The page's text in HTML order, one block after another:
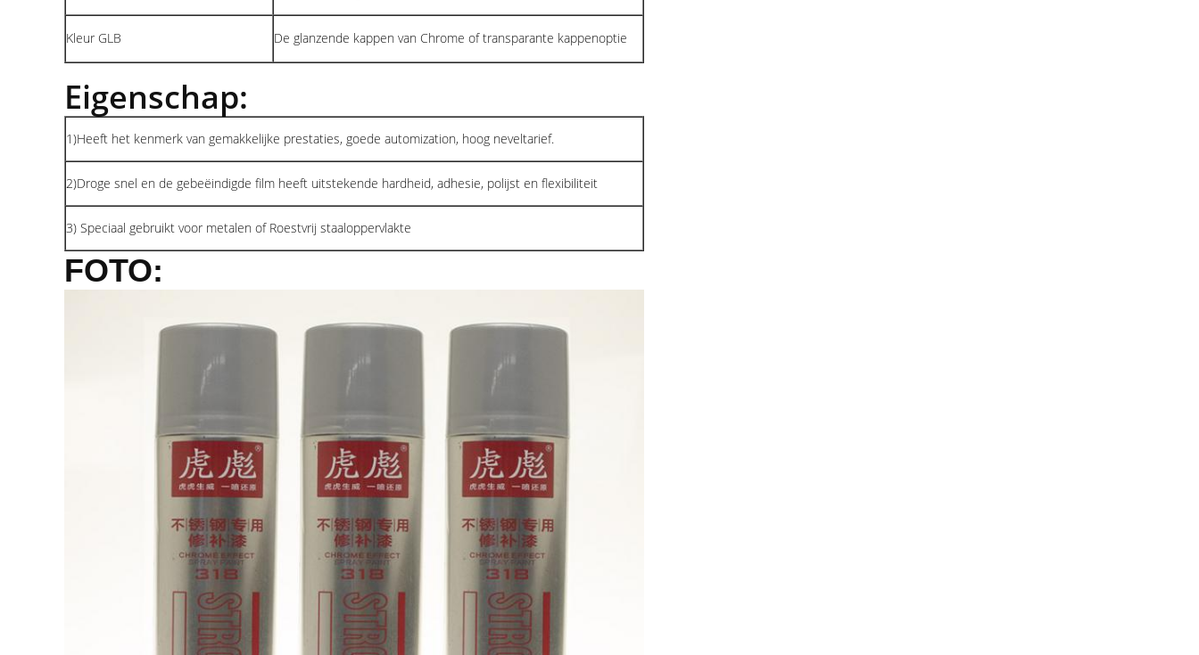
Kleur GLB De glanzende kappen van Chrome of transparante kappenoptie
Eigenschap:
1)Heeft het kenmerk van gemakkelijke prestaties, goede automization, hoog neveltarief.
2)Droge snel en de gebeëindigde film heeft uitstekende hardheid, adhesie, polijst en flexibiliteit
3) Speciaal gebruikt voor metalen of Roestvrij staaloppervlakte
FOTO: